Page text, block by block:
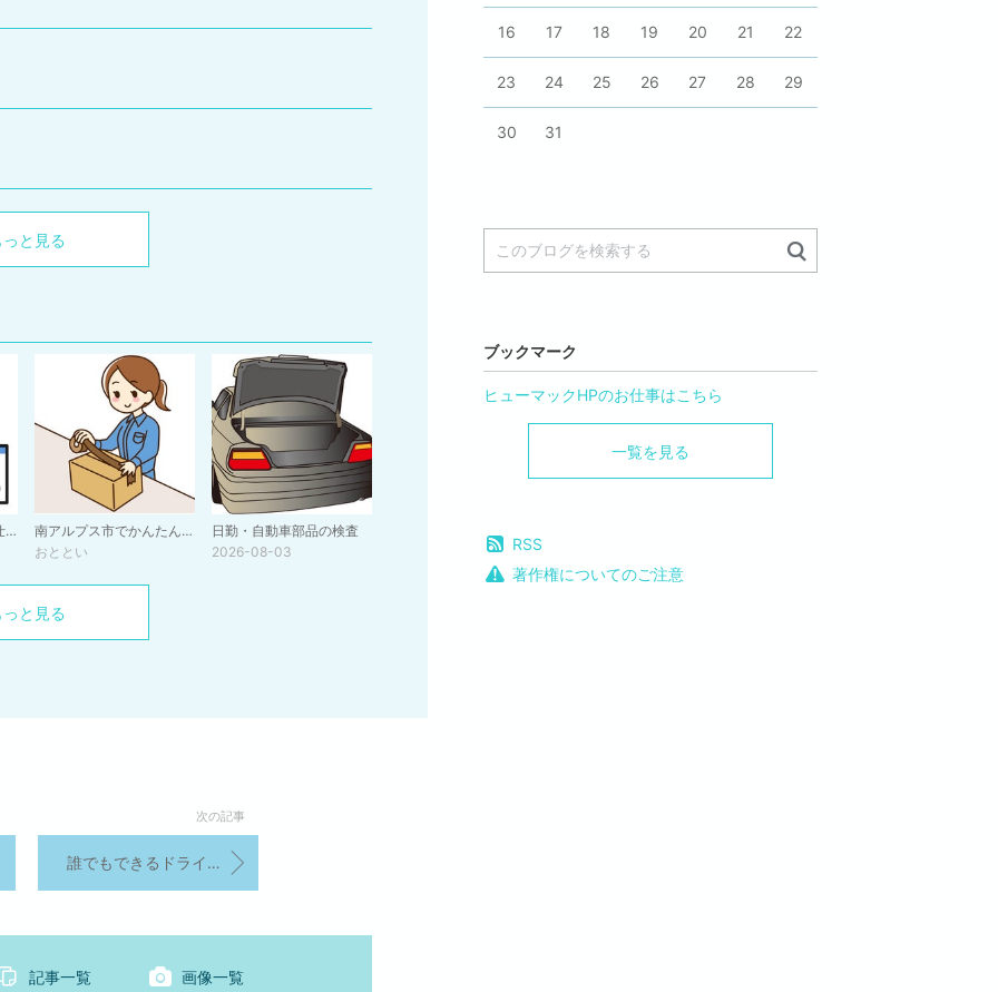
と見る
境川でリサイクル品の仕分け業務
南アルプス市でかんたんな梱包作業
おととい
日勤・自動車部品の検査
2026-08-03
と見る
次の記事
誰でもできるドライフルーツの袋詰め
記事一覧 画像一覧
16 17 18 19 20 21 22
23 24 25 26 27 28 29
30 31
ブックマーク
ヒューマックHPのお仕事はこちら
一覧を見る
RSS
著作権についてのご注意